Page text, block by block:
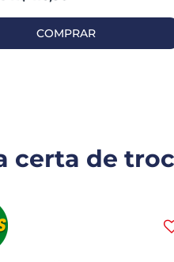
COMPRAR
certa de